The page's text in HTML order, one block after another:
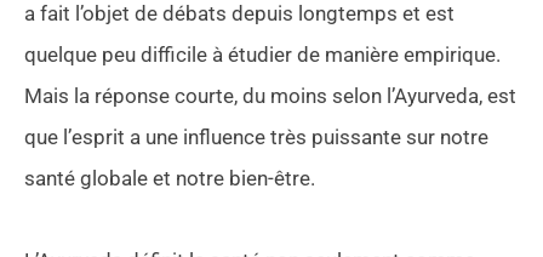
a fait l’objet de débats depuis longtemps et est
quelque peu difficile à étudier de manière empirique.
Mais la réponse courte, du moins selon l’Ayurveda, est
que l’esprit a une influence très puissante sur notre
santé globale et notre bien-être.